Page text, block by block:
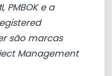
PMBOK e a
são marcas
Management